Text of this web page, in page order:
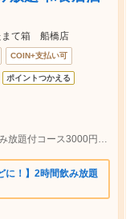
まて箱 船橋店
COIN+支払い可
ポイントつかえる
JR船橋駅南口 徒歩１分／京成船橋駅東側出口 徒歩2分◆飲み放題付コース3000円～♪食べ放題あり◎船橋でのご宴会に！
に！】2時間飲み放題